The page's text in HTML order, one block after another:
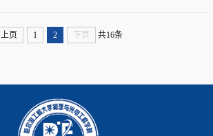
上页 1 2 下页 共16条